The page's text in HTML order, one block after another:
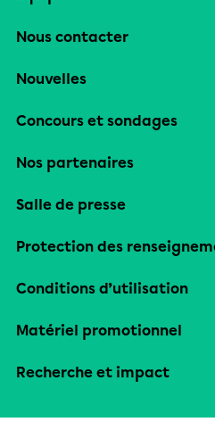
Nous contacter
Nouvelles
Concours et sondages
Nos partenaires
Salle de presse
Protection des
Conditions d’utilisation
Matériel promotionnel
Recherche et impact